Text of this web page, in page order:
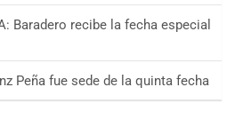
Baradero recibe la fecha especial
Peña fue sede de la quinta fecha